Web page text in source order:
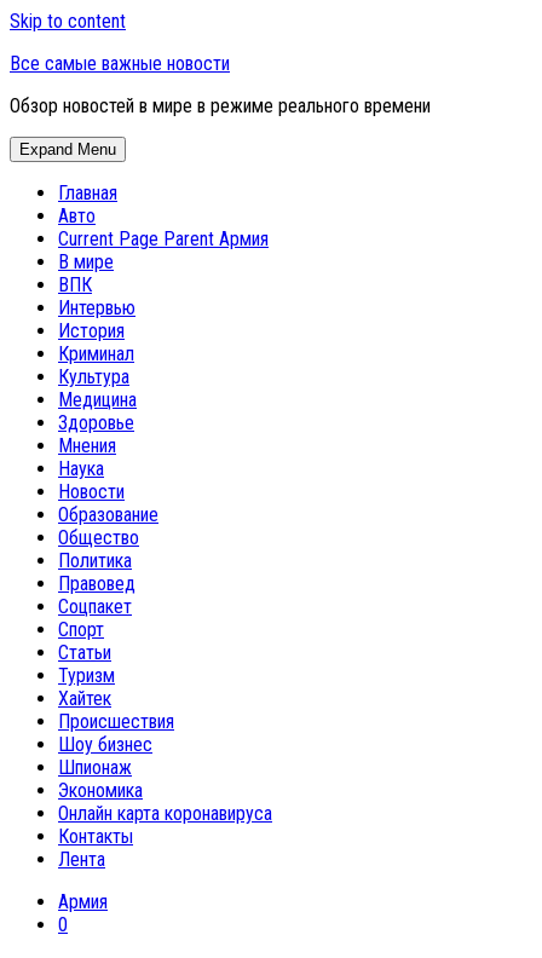
Skip to content
Все самые важные новости
Обзор новостей в мире в режиме реального времени
Expand Menu
Главная
Авто
Current Page Parent Армия
В мире
ВПК
Интервью
История
Криминал
Культура
Медицина
Здоровье
Мнения
Наука
Новости
Образование
Общество
Политика
Правовед
Соцпакет
Спорт
Статьи
Туризм
Хайтек
Происшествия
Шоу бизнес
Шпионаж
Экономика
Онлайн карта коронавируса
Контакты
Лента
Армия
0